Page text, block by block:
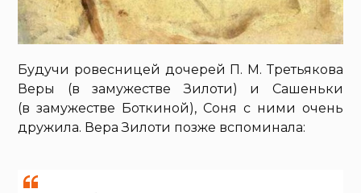
Будучи ровесницей дочерей П. М. Третьякова
Веры (в замужестве Зилоти) и Сашеньки
(в замужестве Боткиной), Соня с ними очень
дружила. Вера Зилоти позже вспоминала: